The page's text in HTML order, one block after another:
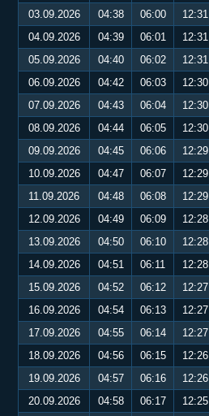
03.09.2026
04:38 06:00 12:31
04.09.2026
04:39 06:01 12:31
05.09.2026
04:40 06:02 12:31
06.09.2026
04:42 06:03 12:30
07.09.2026
04:43 06:04 12:30
08.09.2026
04:44 06:05 12:30
09.09.2026
04:45 06:06 12:29
10.09.2026
04:47 06:07 12:29
11.09.2026
04:48 06:08 12:29
12.09.2026
04:49 06:09 12:28
13.09.2026
04:50 06:10 12:28
14.09.2026
04:51 06:11 12:28
15.09.2026
04:52 06:12 12:27
16.09.2026
04:54 06:13 12:27
17.09.2026
04:55 06:14 12:27
18.09.2026
04:56 06:15 12:26
19.09.2026
04:57 06:16 12:26
20.09.2026
04:58 06:17 12:25